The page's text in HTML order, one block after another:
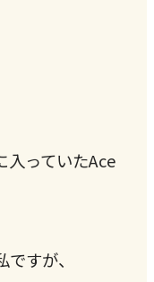
入っていたAce
すが、